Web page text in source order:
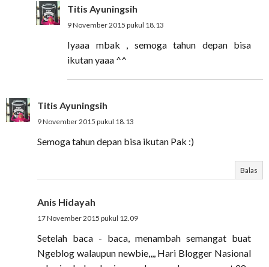
Titis Ayuningsih
9 November 2015 pukul 18.13
Iyaaa mbak , semoga tahun depan bisa
ikutan yaaa ^^
Titis Ayuningsih
9 November 2015 pukul 18.13
Semoga tahun depan bisa ikutan Pak :)
Balas
Anis Hidayah
17 November 2015 pukul 12.09
Setelah baca - baca, menambah semangat buat
Ngeblog walaupun newbie,,,, Hari Blogger Nasional